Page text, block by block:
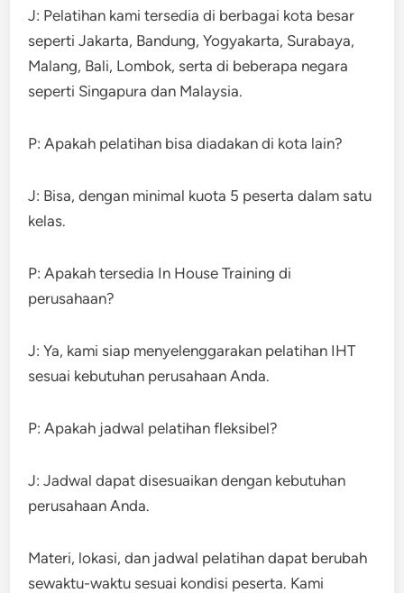
J: Pelatihan kami tersedia di berbagai kota besar
seperti Jakarta, Bandung, Yogyakarta, Surabaya,
Malang, Bali, Lombok, serta di beberapa negara
seperti Singapura dan Malaysia.
P: Apakah pelatihan bisa diadakan di kota lain?
J: Bisa, dengan minimal kuota 5 peserta dalam satu
kelas.
P: Apakah tersedia In House Training di
perusahaan?
J: Ya, kami siap menyelenggarakan pelatihan IHT
sesuai kebutuhan perusahaan Anda.
P: Apakah jadwal pelatihan fleksibel?
J: Jadwal dapat disesuaikan dengan kebutuhan
perusahaan Anda.
Materi, lokasi, dan jadwal pelatihan dapat berubah
sewaktu-waktu sesuai kondisi peserta. Kami